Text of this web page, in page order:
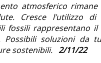
atmosferico
Cresce l’utilizzo
fossili rappresentano il
Possibili soluzioni da
sostenibili. 2/11/22